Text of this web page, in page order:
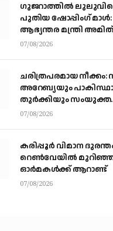
ഗുജറാത്തിൽ
പുതിയ ഷോപ്പിംഗ് മാൾ:
ആഭ്യന്തര മന്ത്രി അമിത്
ഷായുമായി കൂടിക്കാഴ്ച
07/08/2026
ചരിത്രപരമായ നീക്കം:
അറേബ്യയും
തുർക്കിയും സംയുക്ത
പ്രതിരോധ കരാറിൽ
07/08/2026
കരിപ്പൂര്‍ വിമാന
റെണ്‍വേയില്‍
ഓര്‍മകള്‍ക്ക് ആറാണ്ട്
07/08/2026